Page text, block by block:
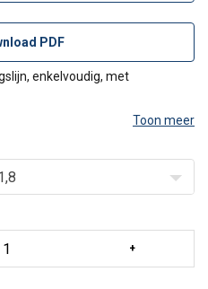
PDF
enkelvoudig, met
Toon meer